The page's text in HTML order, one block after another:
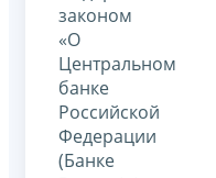
законом
«О
Центральном
банке
Российской
Федерации
(Банке